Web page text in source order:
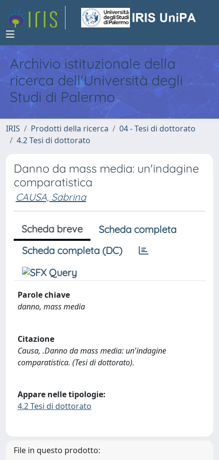
Archivio istituzionale della
ricerca dell'Università degli
Studi di Palermo
IRIS Prodotti della ricerca
04 - Tesi di dottorato
4.2 Tesi di dottorato
Danno da mass media: un'indagine
comparatistica
CAUSA, Sabrina
Scheda breve
Scheda completa
Scheda completa (DC)
Parole chiave
danno, mass media
Citazione
Causa, .Danno da mass media: un'indagine
comparatistica. (Tesi di dottorato).
Appare nelle tipologie:
4.2 Tesi di dottorato
File in questo prodotto: